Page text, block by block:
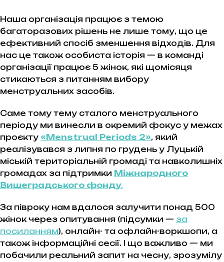
Наша організація працює з темою
багаторазових рішень не лише тому, що це
ефективний спосіб зменшення відходів. Для
нас це також особиста історія — в команді
організації працює 5 жінок, які щомісяця
стикаються з питанням вибору
менструальних засобів.
Саме тому тему сталого менструального
періоду ми винесли в окремий фокус у межах
проєкту «Menstrual Periods 2», який
реалізувався з липня по грудень у Луцькій
міській територіальній громаді та навколишніх
громадах за підтримки Міжнародного
Вишеградського фонду.
За півроку нам вдалося залучити понад 500
жінок через опитування (підсумки — за
посиланням), онлайн- та офлайн-воркшопи, а
також інформаційні сесії. І що важливо — ми
побачили реальний запит на чесну, зрозумілу